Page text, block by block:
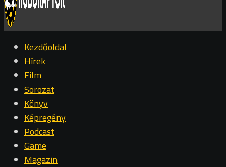
Kezdőoldal
Hírek
Film
Sorozat
Könyv
Képregény
Podcast
Game
Magazin